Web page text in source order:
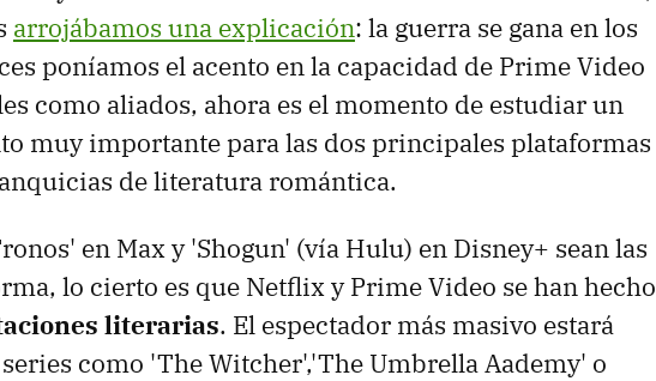
arrojábamos una explicación: la guerra se gana en los
poníamos el acento en la capacidad de Prime Video
como aliados, ahora es el momento de estudiar un
muy importante para las dos principales plataformas
de literatura romántica.
en Max y 'Shogun' (vía Hulu) en Disney+ sean las
lo cierto es que Netflix y Prime Video se han hecho
literarias. El espectador más masivo estará
como 'The Witcher','The Umbrella Aademy' o